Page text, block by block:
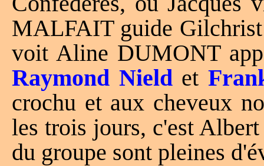
MALFAIT guide
voit Aline DUMONT
Raymond Nieldet
crochu et aux cheveux
les trois jours, c'est
du groupe sont pleines